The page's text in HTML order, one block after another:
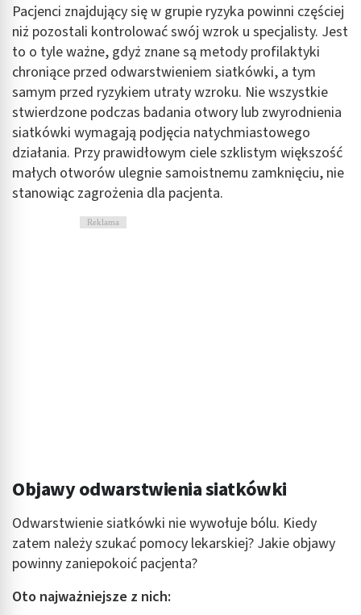
Pacjenci znajdujący się w grupie ryzyka powinni częściej
niż pozostali kontrolować swój wzrok u specjalisty. Jest
to o tyle ważne, gdyż znane są metody profilaktyki
chroniące przed odwarstwieniem siatkówki, a tym
samym przed ryzykiem utraty wzroku. Nie wszystkie
stwierdzone podczas badania otwory lub zwyrodnienia
siatkówki wymagają podjęcia natychmiastowego
działania. Przy prawidłowym ciele szklistym większość
małych otworów ulegnie samoistnemu zamknięciu, nie
stanowiąc zagrożenia dla pacjenta.
Reklama
Objawy odwarstwienia siatkówki
Odwarstwienie siatkówki nie wywołuje bólu. Kiedy
zatem należy szukać pomocy lekarskiej? Jakie objawy
powinny zaniepokoić pacjenta?
Oto najważniejsze z nich: